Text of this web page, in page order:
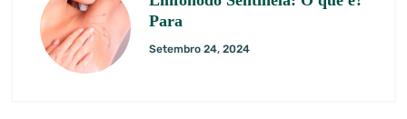
Para
Setembro 24, 2024